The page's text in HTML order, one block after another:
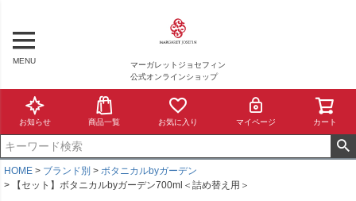
MENU
マーガレットジョセフィン
公式オンラインショップ
お知らせ 商品一覧 お気に入り マイページ カート
HOME ブランド別
ボタニカルbyガーデン
【セット】ボタニカルbyガーデン700ml＜詰め替え用＞